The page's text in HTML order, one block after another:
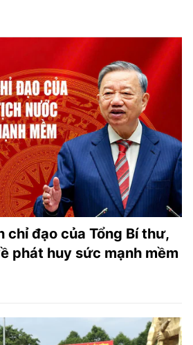
chỉ đạo của Tổng Bí thư,
phát huy sức mạnh mềm